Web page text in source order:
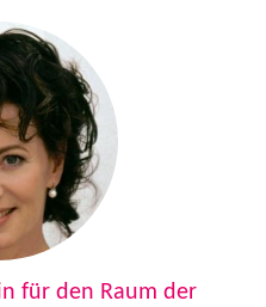
für den Raum der